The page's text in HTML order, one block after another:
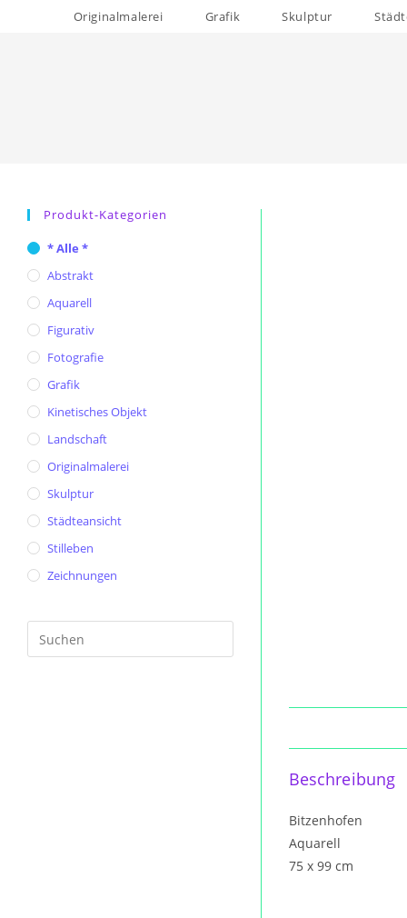
Originalmalerei Grafik Skulptur
Beschreibung
Bitzenhofen
Aquarell
75 x 99 cm
Produkt-Kategorien
* Alle *
Abstrakt
Aquarell
Figurativ
Fotografie
Grafik
Kinetisches Objekt
Landschaft
Originalmalerei
Skulptur
Städteansicht
Stilleben
Zeichnungen
Escape